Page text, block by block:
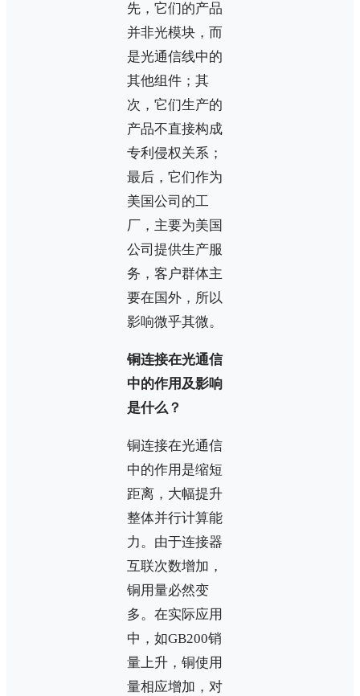
先，它们的产品
并非光模块，而
是光通信线中的
其他组件；其
次，它们生产的
产品不直接构成
专利侵权关系；
最后，它们作为
美国公司的工
厂，主要为美国
公司提供生产服
务，客户群体主
要在国外，所以
影响微乎其微。
铜连接在光通信
中的作用及影响
是什么？
铜连接在光通信
中的作用是缩短
距离，大幅提升
整体并行计算能
力。由于连接器
互联次数增加，
铜用量必然变
多。在实际应用
中，如GB200销
量上升，铜使用
量相应增加，对